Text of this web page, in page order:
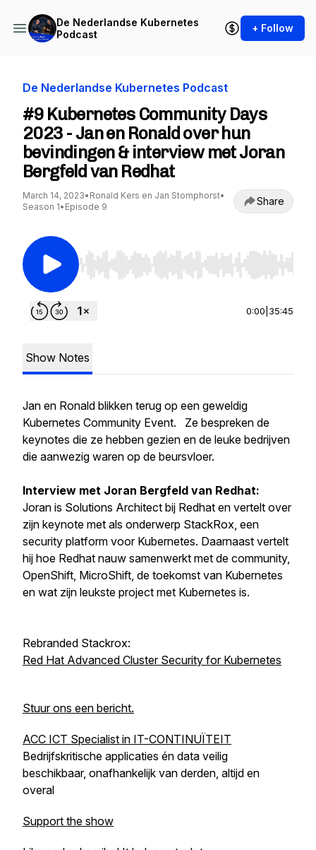
De Nederlandse Kubernetes
Podcast
+ Follow
De Nederlandse Kubernetes Podcast
#9 Kubernetes Community Days
2023 - Jan en Ronald over hun
bevindingen & interview met Joran
Bergfeld van Redhat
March 14, 2023• Ronald Kers en Jan Stomphorst•
Season 1• Episode 9 Share
Use Left/Right to seek, Home/End to jump to
0:00 35:45
Show Notes
Jan en Ronald blikken terug op een geweldig
Kubernetes Community Event. Ze bespreken de
keynotes die ze hebben gezien en de leuke bedrijven
die aanwezig waren op de beursvloer.
Interview met Joran Bergfeld van Redhat:
Joran is Solutions Architect bij Redhat en vertelt over
zijn keynote met als onderwerp StackRox, een
security platform voor Kubernetes. Daarnaast vertelt
hij hoe Redhat nauw samenwerkt met de community,
OpenShift, MicroShift, de toekomst van Kubernetes
en wat zijn leukste project met Kubernetes is.
Rebranded Stackrox:
Red Hat Advanced Cluster Security for Kubernetes
Stuur ons een bericht.
ACC ICT Specialist in IT-CONTINUÏTEIT
Bedrijfskritische applicaties én data veilig
beschikbaar, onafhankelijk van derden, altijd en
overal
Support the show